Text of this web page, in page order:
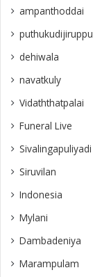
ampanthoddai
puthukudijiruppu
dehiwala
navatkuly
Vidaththatpalai
Funeral Live
Sivalingapuliyadi
Siruvilan
Indonesia
Mylani
Dambadeniya
Marampulam